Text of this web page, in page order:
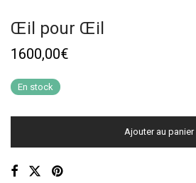
Œil pour Œil
1600,00€
En stock
Ajouter au panier